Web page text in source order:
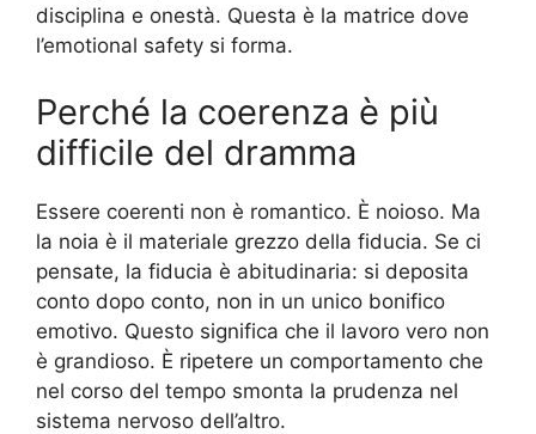
disciplina e onestà. Questa è la matrice dove
l’emotional safety si forma.
Perché la coerenza è più
difficile del dramma
Essere coerenti non è romantico. È noioso. Ma
la noia è il materiale grezzo della fiducia. Se ci
pensate, la fiducia è abitudinaria: si deposita
conto dopo conto, non in un unico bonifico
emotivo. Questo significa che il lavoro vero non
è grandioso. È ripetere un comportamento che
nel corso del tempo smonta la prudenza nel
sistema nervoso dell’altro.